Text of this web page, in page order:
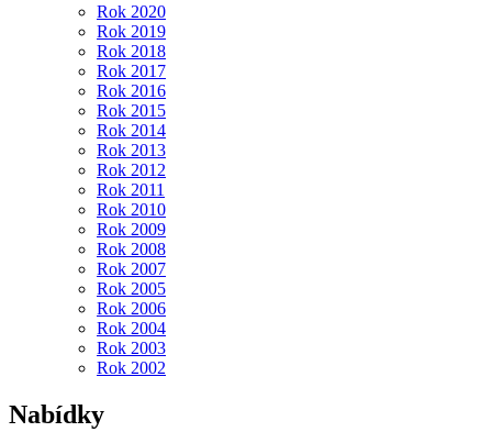
Rok 2020
Rok 2019
Rok 2018
Rok 2017
Rok 2016
Rok 2015
Rok 2014
Rok 2013
Rok 2012
Rok 2011
Rok 2010
Rok 2009
Rok 2008
Rok 2007
Rok 2005
Rok 2006
Rok 2004
Rok 2003
Rok 2002
Nabídky